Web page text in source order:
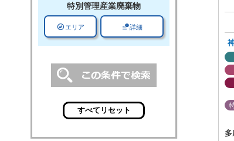
特別管理産業廃棄物
explore エリア data_info_alert詳細
多